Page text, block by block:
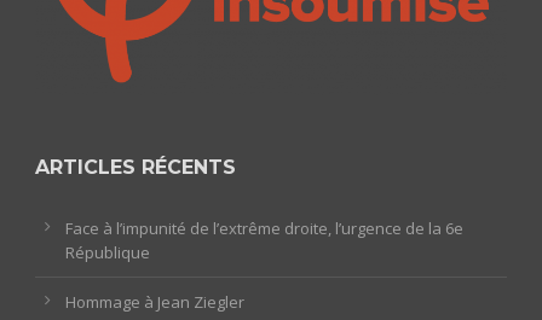
ARTICLES RÉCENTS
Face à l’impunité de l’extrême droite, l’urgence de la 6e
République
Hommage à Jean Ziegler